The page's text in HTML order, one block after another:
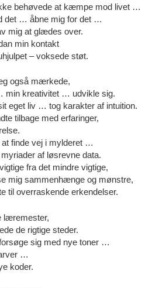
behøvede at kæmpe mod livet …
det … åbne mig for det …
mig at glædes over.
min kontakt
– voksede støt.
også mærkede,
min kreativitet … udvikle sig.
eget liv … tog karakter af intuition.
tilbage med erfaringer,
at finde vej i mylderet …
af løsrevne data.
fra det mindre vigtige,
mig sammenhænge og mønstre,
til overraskende erkendelser.
læremester,
de rigtige steder.
sig med nye toner …
…
koder.